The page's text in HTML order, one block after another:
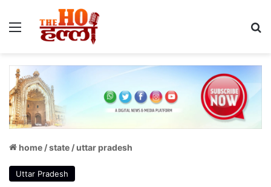
Menu
home /state /uttar pradesh
Uttar Pradesh